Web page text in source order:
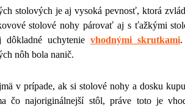
stolových je aj vysoká pevnosť, ktorá
stolové nohy párovať aj s ťažkými
uchytenie vhodnými skrutkami
nôh bola nanič.
v prípade, ak si stolové nohy a dosku
čo najoriginálnejší stôl, práve toto je